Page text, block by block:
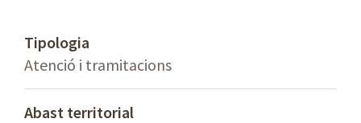
Tipologia
Atenció i tramitacions
Abast territorial